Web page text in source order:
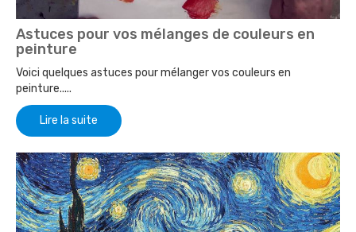
Astuces pour vos mélanges de couleurs en
peinture
Voici quelques astuces pour mélanger vos couleurs en
peinture.....
Lire la suite